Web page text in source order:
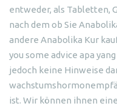
entweder, als Tabletten,
nach dem ob Sie
andere Anabolika Kur
you some advice apa
jedoch keine Hinweise
ist. Wir können ihnen